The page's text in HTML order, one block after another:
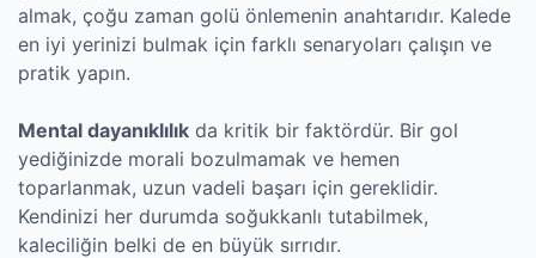
almak, çoğu zaman golü önlemenin anahtarıdır. Kalede
en iyi yerinizi bulmak için farklı senaryoları çalışın ve
pratik yapın.
Mental dayanıklılık da kritik bir faktördür. Bir gol
yediğinizde morali bozulmamak ve hemen
toparlanmak, uzun vadeli başarı için gereklidir.
Kendinizi her durumda soğukkanlı tutabilmek,
kaleciliğin belki de en büyük sırrıdır.